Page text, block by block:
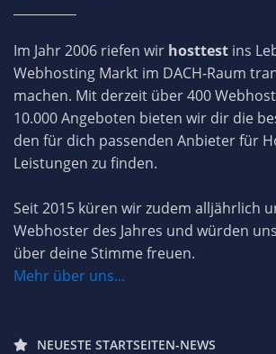
Im Jahr 2006 riefen wir hosttest ins
Webhosting Markt im DACH-Raum
machen. Mit derzeit über 400
10.000 Angeboten bieten wir dir die
den für dich passenden Anbieter für
Leistungen zu finden.
Seit 2015 küren wir zudem alljährlich
Webhoster des Jahres und würden
über deine Stimme freuen.
Mehr über uns...
NEUESTE STARTSEITEN-NEWS